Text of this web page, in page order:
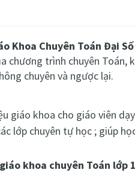
Khoa Chuyên Toán Đại
chương trình chuyên Toán,
chuyên và ngược lại.
giáo khoa cho giáo viên
lớp chuyên tự học ; giúp
khoa chuyên Toán lớp